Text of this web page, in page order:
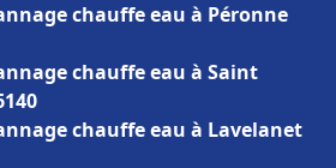
chauffe eau à Péronne
chauffe eau à Saint
chauffe eau à Lavelanet